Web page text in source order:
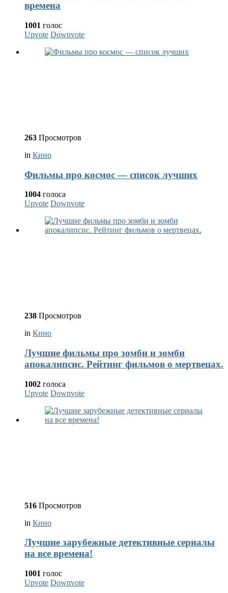
времена
1001 голос
Upvote Downvote
263 Просмотров
in Кино
Фильмы про космос — список лучших
1004 голоса
Upvote Downvote
238 Просмотров
in Кино
Лучшие фильмы про зомби и зомби
апокалипсис. Рейтинг фильмов о мертвецах.
1002 голоса
Upvote Downvote
516 Просмотров
in Кино
Лучшие зарубежные детективные сериалы
на все времена!
1001 голос
Upvote Downvote